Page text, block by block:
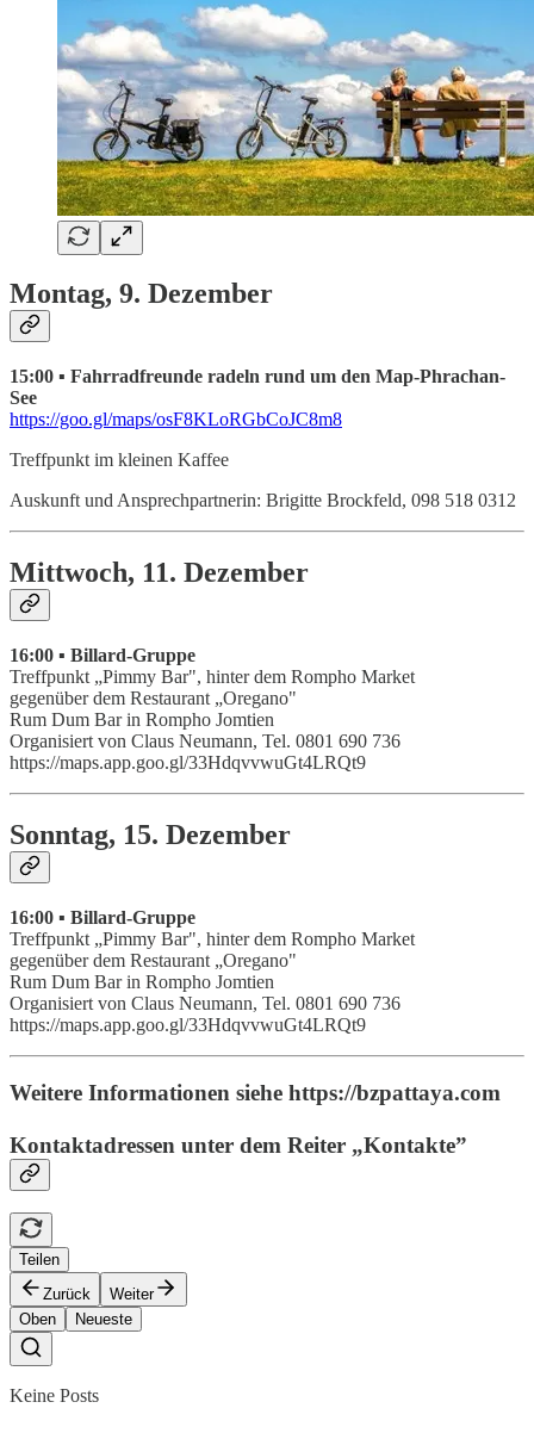
Montag, 9. Dezember
15:00 ▪ Fahrradfreunde radeln rund um den Map-Phrachan-
See
https://goo.gl/maps/osF8KLoRGbCoJC8m8
Treffpunkt im kleinen Kaffee
Auskunft und Ansprechpartnerin: Brigitte Brockfeld, 098 518 0312
Mittwoch, 11. Dezember
16:00 ▪ Billard-Gruppe
Treffpunkt „Pimmy Bar", hinter dem Rompho Market
gegenüber dem Restaurant „Oregano"
Rum Dum Bar in Rompho Jomtien
Organisiert von Claus Neumann, Tel. 0801 690 736
https://maps.app.goo.gl/33HdqvvwuGt4LRQt9
Sonntag, 15. Dezember
16:00 ▪ Billard-Gruppe
Treffpunkt „Pimmy Bar", hinter dem Rompho Market
gegenüber dem Restaurant „Oregano"
Rum Dum Bar in Rompho Jomtien
Organisiert von Claus Neumann, Tel. 0801 690 736
https://maps.app.goo.gl/33HdqvvwuGt4LRQt9
Weitere Informationen siehe https://bzpattaya.com
Kontaktadressen unter dem Reiter „Kontakte”
Teilen
Zurück
Weiter
Oben
Neueste
Keine Posts